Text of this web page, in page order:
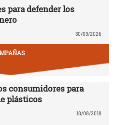
para defender los
30/03/2026
consumidores para
plásticos
18/08/2018